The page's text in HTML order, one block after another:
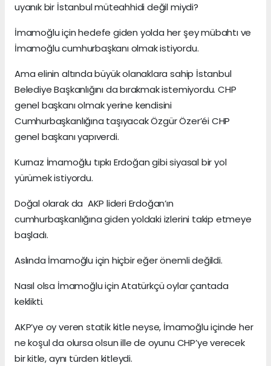
uyanık bir İstanbul müteahhidi değil miydi?
İmamoğlu için hedefe giden yolda her şey mübahtı ve
İmamoğlu cumhurbaşkanı olmak istiyordu.
Ama elinin altında büyük olanaklara sahip İstanbul
Belediye Başkanlığını da bırakmak istemiyordu. CHP
genel başkanı olmak yerine kendisini
Cumhurbaşkanlığına taşıyacak Özgür Özer’éi CHP
genel başkanı yapıverdi.
Kurnaz İmamoğlu tıpkı Erdoğan gibi siyasal bir yol
yürümek istiyordu.
Doğal olarak da AKP lideri Erdoğan’ın
cumhurbaşkanlığına giden yoldaki izlerini takip etmeye
başladı.
Aslında İmamoğlu için hiçbir eğer önemli değildi.
Nasıl olsa İmamoğlu için Atatürkçü oylar çantada
keklikti.
AKP’ye oy veren statik kitle neyse, İmamoğlu içinde her
ne koşul da olursa olsun ille de oyunu CHP’ye verecek
bir kitle, aynı türden kitleydi.